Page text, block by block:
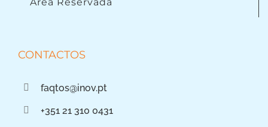
CONTACTOS
faqtos@inov.pt
+351 21 310 0431